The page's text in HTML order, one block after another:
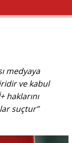
medyaya
ve kabul
haklarını
suçtur”